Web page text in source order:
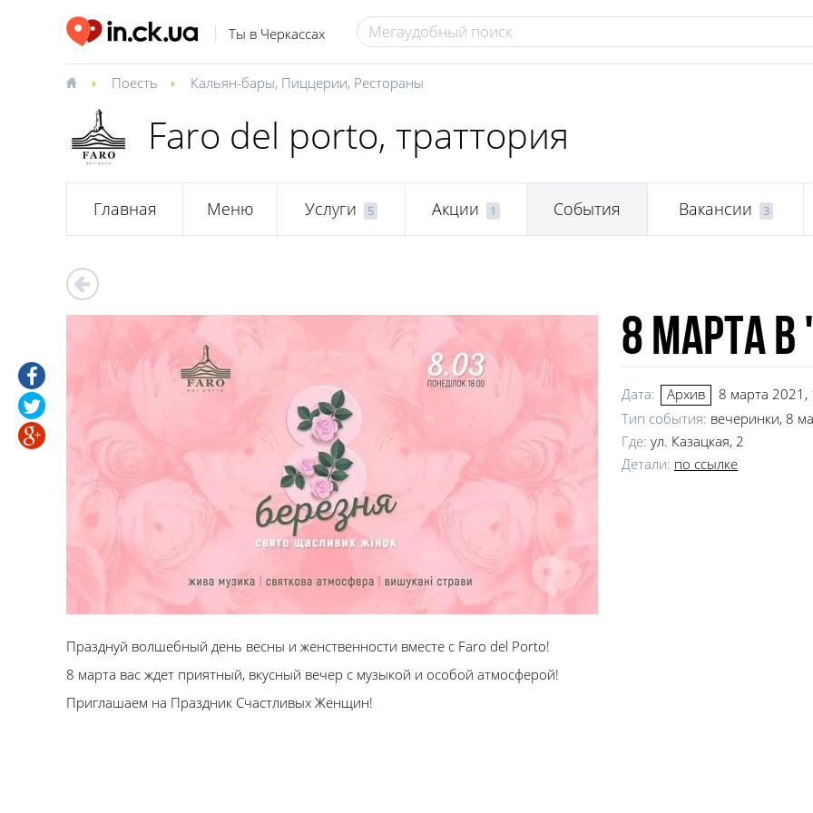
Ты в Черкассах
Поесть Кальян-бары, Пиццерии, Рестораны
Faro del porto, траттория
Главная Меню Услуги 5 Акции 1 События Вакансии 3
8 Марта
Дата: Архив
8 марта 2021,
Тип события: вечеринки, 8
Где: ул. Казацкая, 2
Детали: по ссылке
Празднуй волшебный день весны и женственности вместе с Faro del Porto!
8 марта вас ждет приятный, вкусный вечер с музыкой и особой атмосферой!
Приглашаем на Праздник Счастливых Женщин!